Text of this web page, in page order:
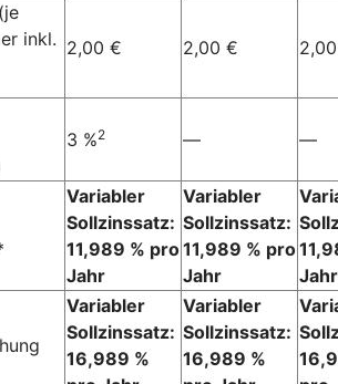
inkl. 2,00 € 2,00 €
3 %2 — —
Variabler
Sollzinssatz:
11,989 % pro
Jahr
Variabler
Sollzinssatz:
11,989 % pro
Jahr
Jahr
Variabler
Sollzinssatz:
16,989 %
Variabler
Sollzinssatz:
16,989 %